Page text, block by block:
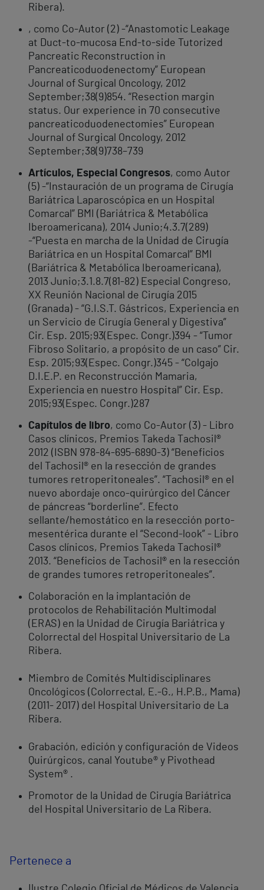
Ribera).
, como Co-Autor (2) -“Anastomotic Leakage
at Duct-to-mucosa End-to-side Tutorized
Pancreatic Reconstruction in
Pancreaticoduodenectomy” European
Journal of Surgical Oncology, 2012
September;38(9)854. “Resection margin
status. Our experience in 70 consecutive
pancreaticoduodenectomies” European
Journal of Surgical Oncology, 2012
September;38(9)738–739
Artículos, Especial Congresos, como Autor
(5) -“Instauración de un programa de Cirugía
Bariátrica Laparoscópica en un Hospital
Comarcal” BMI (Bariátrica & Metabólica
Iberoamericana), 2014 Junio;4.3.7(289)
-“Puesta en marcha de la Unidad de Cirugía
Bariátrica en un Hospital Comarcal” BMI
(Bariátrica & Metabólica Iberoamericana),
2013 Junio;3.1.8.7(81-82) Especial Congreso,
XX Reunión Nacional de Cirugía 2015
(Granada) - “G.I.S.T. Gástricos, Experiencia en
un Servicio de Cirugía General y Digestiva”
Cir. Esp. 2015;93(Espec. Congr.)394 - “Tumor
Fibroso Solitario, a propósito de un caso” Cir.
Esp. 2015;93(Espec. Congr.)345 - “Colgajo
D.I.E.P. en Reconstrucción Mamaria,
Experiencia en nuestro Hospital” Cir. Esp.
2015;93(Espec. Congr.)287
Capítulos de libro, como Co-Autor (3) - Libro
Casos clínicos, Premios Takeda Tachosil®
2012 (ISBN 978-84-695-6890-3) “Beneficios
del Tachosil® en la resección de grandes
tumores retroperitoneales”. “Tachosil® en el
nuevo abordaje onco-quirúrgico del Cáncer
de páncreas “borderline”. Efecto
sellante/hemostático en la resección porto-
mesentérica durante el “Second-look” - Libro
Casos clínicos, Premios Takeda Tachosil®
2013. “Beneficios de Tachosil® en la resección
de grandes tumores retroperitoneales”.
Colaboración en la implantación de
protocolos de Rehabilitación Multimodal
(ERAS) en la Unidad de Cirugía Bariátrica y
Colorrectal del Hospital Universitario de La
Ribera.
Miembro de Comités Multidisciplinares
Oncológicos (Colorrectal, E.-G., H.P.B., Mama)
(2011- 2017) del Hospital Universitario de La
Ribera.
Grabación, edición y configuración de Videos
Quirúrgicos, canal Youtube® y Pivothead
System® .
Promotor de la Unidad de Cirugía Bariátrica
del Hospital Universitario de La Ribera.
Pertenece a